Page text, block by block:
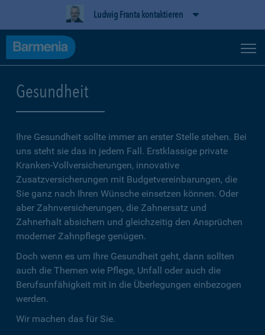
Ludwig Franta kontaktieren
Gesundheit
Ihre Gesundheit sollte immer an erster Stelle stehen. Bei
uns steht sie das in jedem Fall. Erstklassige private
Kranken-Vollversicherungen, innovative
Zusatzversicherungen mit Budgetvereinbarungen, die
Sie ganz nach Ihren Wünsche einsetzen können. Oder
aber Zahnversicherungen, die Zahnersatz und
Zahnerhalt absichern und gleichzeitig den Ansprüchen
moderner Zahnpflege genügen.
Doch wenn es um Ihre Gesundheit geht, dann sollten
auch die Themen wie Pflege, Unfall oder auch die
Berufsunfähigkeit mit in die Überlegungen einbezogen
werden.
Wir machen das für Sie.